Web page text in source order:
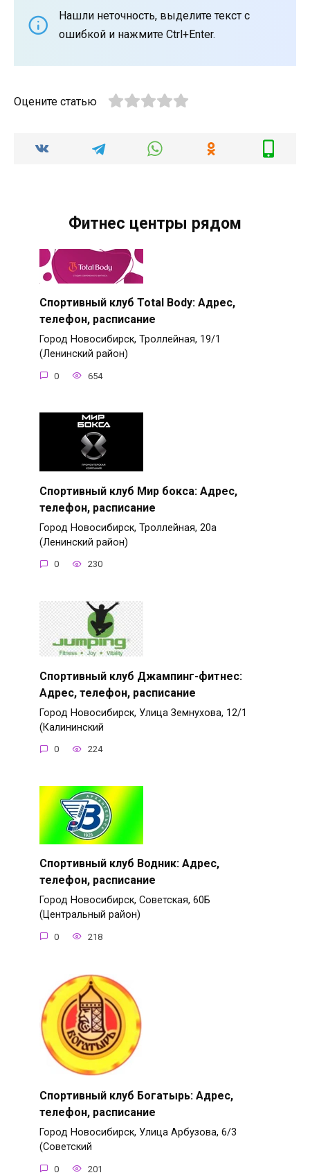
Нашли неточность, выделите текст с
ошибкой и нажмите Ctrl+Enter.
Оцените статью
Фитнес центры рядом
Спортивный клуб Total Body: Адрес,
телефон, расписание
Город Новосибирск, Троллейная, 19/1
(Ленинский район)
0 654
Спортивный клуб Мир бокса: Адрес,
телефон, расписание
Город Новосибирск, Троллейная, 20а
(Ленинский район)
0 230
Спортивный клуб Джампинг-фитнес:
Адрес, телефон, расписание
Город Новосибирск, Улица Земнухова, 12/1
(Калининский
0 224
Спортивный клуб Водник: Адрес,
телефон, расписание
Город Новосибирск, Советская, 60Б
(Центральный район)
0 218
Спортивный клуб Богатырь: Адрес,
телефон, расписание
Город Новосибирск, Улица Арбузова, 6/3
(Советский
0 201